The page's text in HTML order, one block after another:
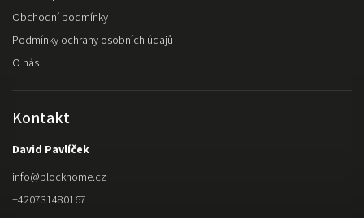
Obchodní podmínky
Podmínky ochrany osobních údajů
O nás
Kontakt
David Pavlíček
info@blockhome.cz
+420731480167